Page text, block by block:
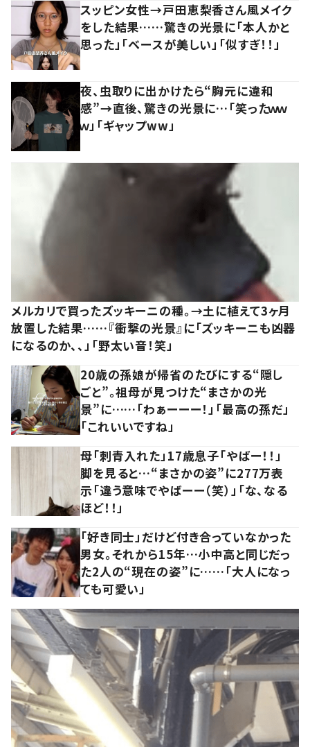
スッピン女性→戸田恵梨香さん風メイク
をした結果……驚きの光景に「本人かと
思った」「ベースが美しい」「似すぎ！！」
夜、虫取りに出かけたら“胸元に違和
感”→直後、驚きの光景に…「笑ったｗｗ
ｗ」「ギャップww」
メルカリで買ったズッキーニの種。→土に植えて3ヶ月
放置した結果……『衝撃の光景』に「ズッキーニも凶器
になるのか、、」「野太い音！笑」
20歳の孫娘が帰省のたびにする“隠し
ごと”。祖母が見つけた“まさかの光
景”に……「わぁーーー！」「最高の孫だ」
「これいいですね」
母「刺青入れた」17歳息子「やばー！！」
脚を見ると…“まさかの姿”に277万表
示「違う意味でやばーー（笑）」「な、なる
ほど！！」
「好き同士」だけど付き合っていなかった
男女。それから15年…小中高と同じだっ
た2人の“現在の姿”に……「大人になっ
ても可愛い」